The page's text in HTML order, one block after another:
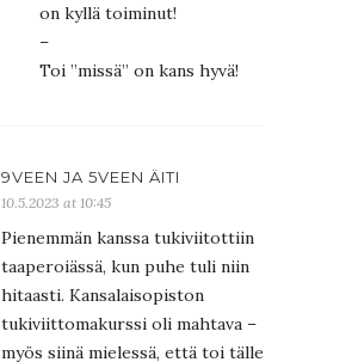
on kyllä toiminut!
–
Toi ”missä” on kans hyvä!
9VEEN JA 5VEEN ÄITI
10.5.2023 at 10:45
Pienemmän kanssa tukiviitottiin
taaperoiässä, kun puhe tuli niin
hitaasti. Kansalaisopiston
tukiviittomakurssi oli mahtava –
myös siinä mielessä, että toi tälle